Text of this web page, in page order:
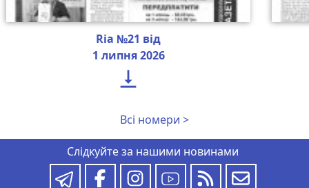
Ria №21 від
1 липня 2026

Всі номери >
Слідкуйте за нашими новинами